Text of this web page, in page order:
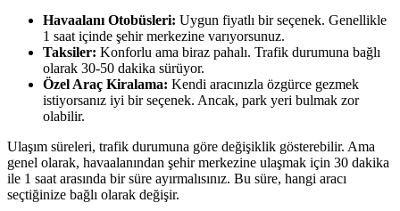
Havaalanı Otobüsleri: Uygun fiyatlı bir seçenek. Genellikle
1 saat içinde şehir merkezine varıyorsunuz.
Taksiler: Konforlu ama biraz pahalı. Trafik durumuna bağlı
olarak 30-50 dakika sürüyor.
Özel Araç Kiralama: Kendi aracınızla özgürce gezmek
istiyorsanız iyi bir seçenek. Ancak, park yeri bulmak zor
olabilir.
Ulaşım süreleri, trafik durumuna göre değişiklik gösterebilir. Ama
genel olarak, havaalanından şehir merkezine ulaşmak için 30 dakika
ile 1 saat arasında bir süre ayırmalısınız. Bu süre, hangi aracı
seçtiğinize bağlı olarak değişir.